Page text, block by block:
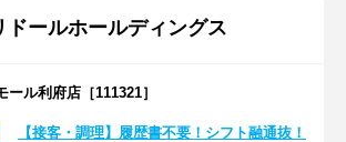
ドールホールディングス
ル利府店［111321］
【接客・調理】履歴書不要！シフト融通抜！